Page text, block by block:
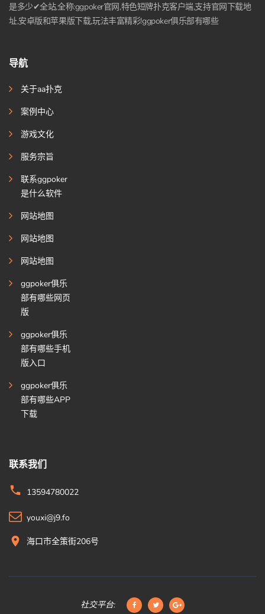
是多少✔全站,全称:ggpoker官网,特色短牌扑克客户端,支持官网下载地
址,安卓版和苹果版下载,玩法丰富精彩!ggpoker俱乐部有哪些
导航
关于aa扑克
案例中心
游戏文化
服务宗旨
联系ggpoker
是什么软件
网站地图
网站地图
网站地图
ggpoker俱乐
部有哪些网页
版
ggpoker俱乐
部有哪些手机
版入口
ggpoker俱乐
部有哪些APP
下载
联系我们
13594780022
youxi@j9.fo
海口市全策街206号
社交平台: